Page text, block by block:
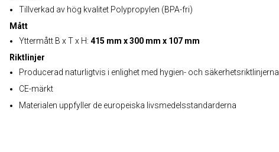
Tillverkad av hög kvalitet Polypropylen (BPA-fri)
Mått
Yttermått B x T x H: 415 mm x 300 mm x 107 mm
Riktlinjer
Producerad naturligtvis i enlighet med hygien- och säkerhetsriktlinjerna.
CE-märkt
Materialen uppfyller de europeiska livsmedelsstandarderna